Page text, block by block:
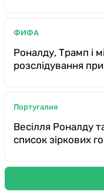
ФИФА
Роналду, Трамп і
розслідування
Португалия
Весілля Роналду
список зіркових